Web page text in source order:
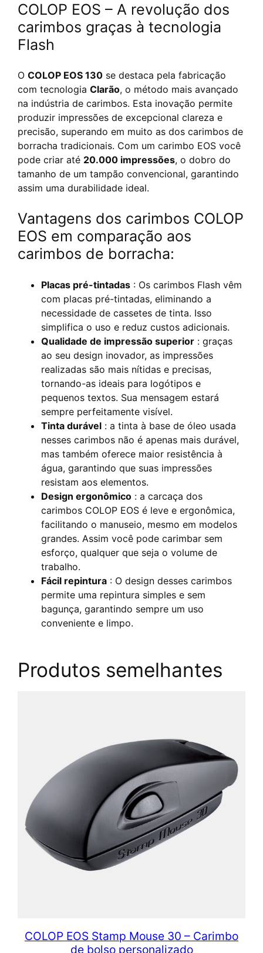
COLOP EOS – A revolução dos
carimbos graças à tecnologia
Flash
OCOLOP EOS 130 se destaca pela fabricação
com tecnologiaClarão, o método mais avançado
na indústria de carimbos. Esta inovação permite
produzir impressões de excepcional clareza e
precisão, superando em muito as dos carimbos de
borracha tradicionais. Com um carimbo EOS você
pode criar até 20.000 impressões, o dobro do
tamanho de um tampão convencional, garantindo
assim uma durabilidade ideal.
Vantagens dos carimbos COLOP
EOS em comparação aos
carimbos de borracha:
Placas pré-tintadas : Os carimbos Flash vêm
com placas pré-tintadas, eliminando a
necessidade de cassetes de tinta. Isso
simplifica o uso e reduz custos adicionais.
Qualidade de impressão superior : graças
ao seu design inovador, as impressões
realizadas são mais nítidas e precisas,
tornando-as ideais para logótipos e
pequenos textos. Sua mensagem estará
sempre perfeitamente visível.
Tinta durável : a tinta à base de óleo usada
nesses carimbos não é apenas mais durável,
mas também oferece maior resistência à
água, garantindo que suas impressões
resistam aos elementos.
Design ergonômico : a carcaça dos
carimbos COLOP EOS é leve e ergonômica,
facilitando o manuseio, mesmo em modelos
grandes. Assim você pode carimbar sem
esforço, qualquer que seja o volume de
trabalho.
Fácil repintura : O design desses carimbos
permite uma repintura simples e sem
bagunça, garantindo sempre um uso
conveniente e limpo.
Produtos semelhantes
COLOP EOS Stamp Mouse 30 – Carimbo
de bolso personalizado